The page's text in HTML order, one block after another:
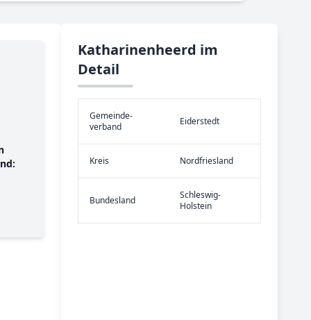
Katharinenheerd im
Detail
Gemeinde­
verband
Eiderstedt
Kreis Nordfriesland
Bundes­land
Schleswig-
Holstein